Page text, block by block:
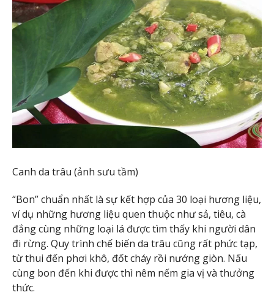
Canh da trâu (ảnh sưu tầm)
“Bon” chuẩn nhất là sự kết hợp của 30 loại hương liệu,
ví dụ những hương liệu quen thuộc như sả, tiêu, cà
đắng cùng những loại lá được tìm thấy khi người dân
đi rừng. Quy trình chế biến da trâu cũng rất phức tạp,
từ thui đến phơi khô, đốt cháy rồi nướng giòn. Nấu
cùng bon đến khi được thì nêm nếm gia vị và thưởng
thức.